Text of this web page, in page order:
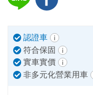
認證車
符合保固
實車實價
非多元化營業用車